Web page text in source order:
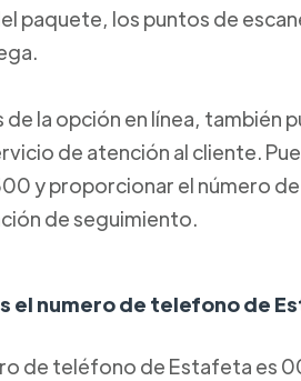
paquete, los puntos de
de la opción en línea, también
de atención al cliente.
y proporcionar el número
de seguimiento.
el numero de telefono de
de teléfono de Estafeta es